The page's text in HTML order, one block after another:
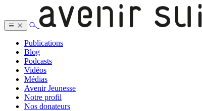
Publications
Blog
Podcasts
Vidéos
Médias
Avenir Jeunesse
Notre profil
Nos donateurs